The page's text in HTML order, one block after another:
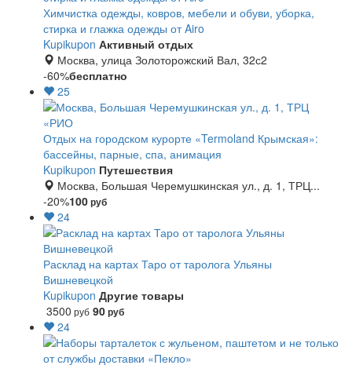
Химчистка одежды, ковров, мебели и обуви, уборка,
стирка и глажка одежды от Airo
Kupikupon Активный отдых
Москва, улица Золоторожский Вал, 32с2
-60%бесплатно
25
Отдых на городском курорте «Termoland Крымская»:
бассейны, парные, спа, анимация
Kupikupon Путешествия
Москва, Большая Черемушкинская ул., д. 1, ТРЦ...
-20%100руб
24
Расклад на картах Таро от таролога Ульяны
Вишневецкой
Kupikupon Другие товары
3500 руб 90руб
24